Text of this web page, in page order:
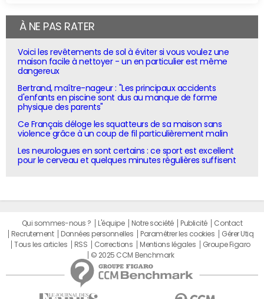
À NE PAS RATER
Voici les revêtements de sol à éviter si vous voulez une
maison facile à nettoyer - un en particulier est même
dangereux
Bertrand, maître-nageur : "Les principaux accidents
d'enfants en piscine sont dus au manque de forme
physique des parents"
Ce Français déloge les squatteurs de sa maison sans
violence grâce à un coup de fil particulièrement malin
Les neurologues en sont certains : ce sport est excellent
pour le cerveau et quelques minutes régulières suffisent
Qui sommes-nous ? L'équipe Notre société Publicité
Contact
Recrutement
Données personnelles Paramétrer les cookies
Gérer Utiq
Tous les articles
RSS Corrections Mentions légales
Groupe Figaro
© 2025 CCM Benchmark